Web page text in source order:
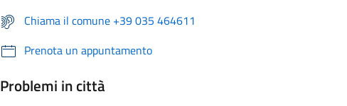
Chiama il comune +39 035 464611
Prenota un appuntamento
Problemi in città